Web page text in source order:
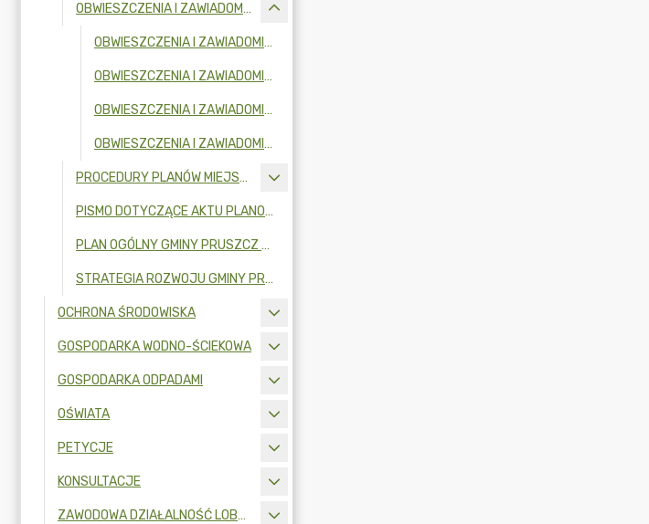
OBWIESZCZENIA I ZAWIADOMIENIA
OBWIESZCZENIA I ZAWIADOMIENIA W 2026R.
OBWIESZCZENIA I ZAWIADOMIENIA W 2025R.
OBWIESZCZENIA I ZAWIADOMIENIA W 2024R.
OBWIESZCZENIA I ZAWIADOMIENIA W 2023R.
PROCEDURY PLANÓW MIEJSCOWYCH
PISMO DOTYCZĄCE AKTU PLANOWANIA PRZESTRZENNEGO
PLAN OGÓLNY GMINY PRUSZCZ GDAŃSKI
STRATEGIA ROZWOJU GMINY PRUSZCZ GDAŃSKI NA LATA 2026-2036
OCHRONA ŚRODOWISKA
GOSPODARKA WODNO-ŚCIEKOWA
GOSPODARKA ODPADAMI
OŚWIATA
PETYCJE
KONSULTACJE
ZAWODOWA DZIAŁALNOŚĆ LOBBINGOWA